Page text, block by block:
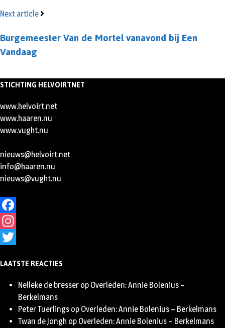
Next article
Burgemeester Van de Mortel vanavond bij Een
Vandaag
STICHTING HELVOIRTNET
www.helvoirt.net
www.haaren.nu
www.vught.nu
nieuws@helvoirt.net
info@haaren.nu
nieuws@vught.nu
Facebook
Instagram
LAATSTE REACTIES
Nelleke de bresser op Overleden: Annie Bolenius –
Berkelmans
Peter Tuerlings op Overleden: Annie Bolenius – Berkelmans
Twan de Jongh op Overleden: Annie Bolenius – Berkelmans